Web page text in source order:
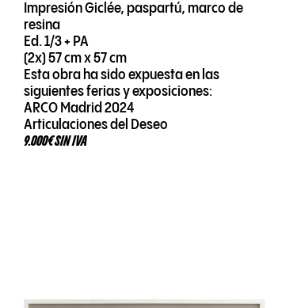
Impresión Giclée, paspartú, marco de
resina
Ed. 1/3 + PA
(2x) 57 cm x 57 cm
Esta obra ha sido expuesta en las
siguientes ferias y exposiciones:
ARCO Madrid 2024
Articulaciones del Deseo
9.000€ SIN IVA